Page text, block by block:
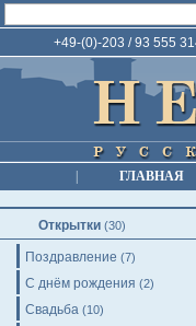
+49-(0)-203 / 93 555
ГЛАВНАЯ
Открытки (30)
Поздравление (7)
С днём рождения (2)
Свадьба (10)